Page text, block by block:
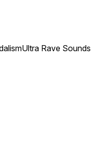
Ultra Rave Sounds